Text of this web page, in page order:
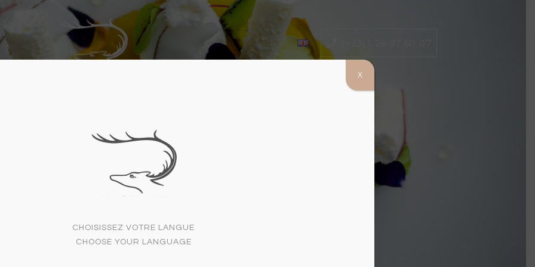
CHOISISSEZ VOTRE LANGUE
CHOOSE YOUR LANGUAGE
X